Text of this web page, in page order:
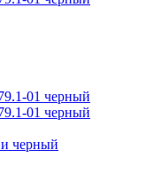
черный